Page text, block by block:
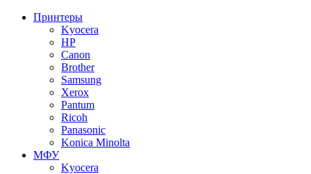
Принтеры
Kyocera
HP
Canon
Brother
Samsung
Xerox
Pantum
Ricoh
Panasonic
Konica Minolta
МФУ
Kyocera